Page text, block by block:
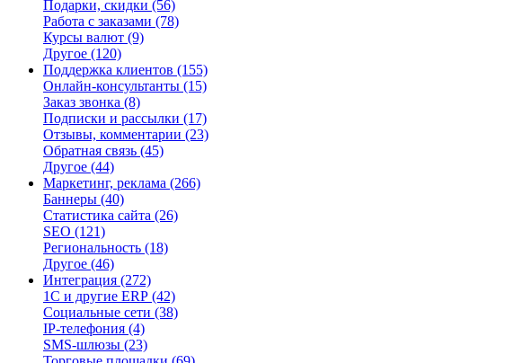
Подарки, скидки (56)
Работа с заказами (78)
Курсы валют (9)
Другое (120)
Поддержка клиентов (155)
Онлайн-консультанты (15)
Заказ звонка (8)
Подписки и рассылки (17)
Отзывы, комментарии (23)
Обратная связь (45)
Другое (44)
Маркетинг, реклама (266)
Баннеры (40)
Статистика сайта (26)
SEO (121)
Региональность (18)
Другое (46)
Интеграция (272)
1С и другие ERP (42)
Социальные сети (38)
IP-телефония (4)
SMS-шлюзы (23)